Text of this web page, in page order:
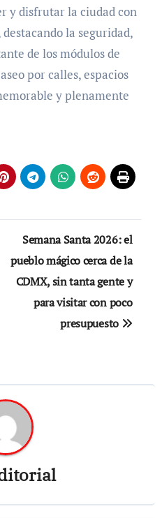
y disfrutar la ciudad con
la seguridad,
de los módulos de
por calles, espacios
y plenamente
Semana Santa 2026: el
pueblo mágico cerca de la
CDMX, sin tanta gente y
para visitar con poco
presupuesto